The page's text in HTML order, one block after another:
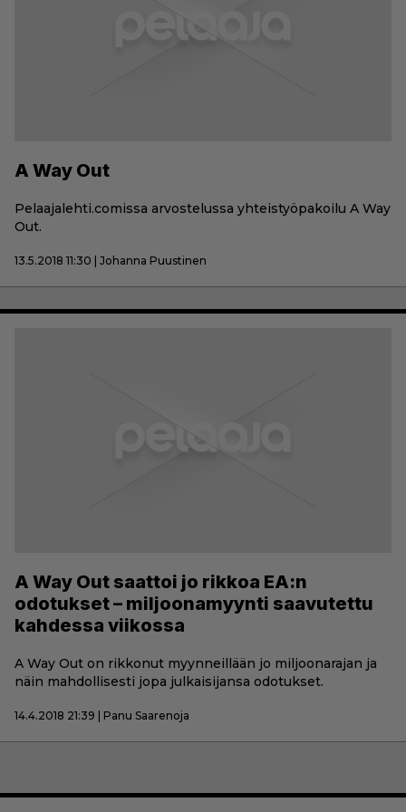
A Way Out
Pelaajalehti.comissa arvostelussa yhteistyöpakoilu A Way
Out.
13.5.2018 11:30 | Johanna Puustinen
A Way Out saattoi jo rikkoa EA:n
odotukset – miljoonamyynti saavutettu
kahdessa viikossa
A Way Out on rikkonut myynneillään jo miljoonarajan ja
näin mahdollisesti jopa julkaisijansa odotukset.
14.4.2018 21:39 | Panu Saarenoja